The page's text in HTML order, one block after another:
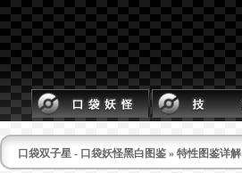
口袋双子星 - 口袋妖怪黑白图鉴 » 特性图鉴详解